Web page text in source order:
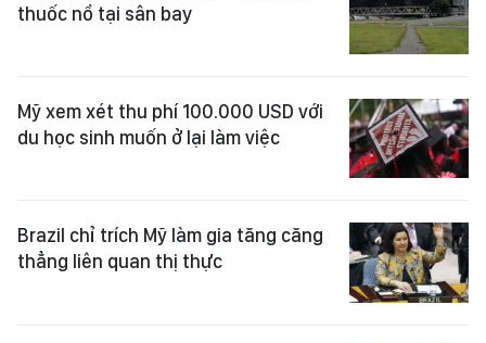
thuốc nổ tại sân bay
Mỹ xem xét thu phí 100.000 USD với
du học sinh muốn ở lại làm việc
Brazil chỉ trích Mỹ làm gia tăng căng
thẳng liên quan thị thực